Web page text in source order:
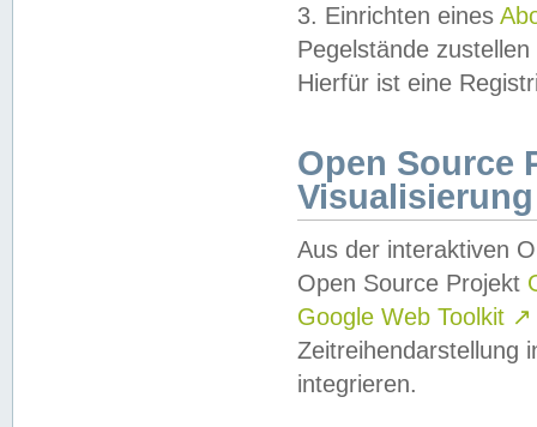
3. Einrichten eines
Pegelstände
Hierfür ist eine
Open Source
Visualisierung
Aus der interaktiven
Open Source Projekt
Google Web Toolkit ↗
Zeitreihendarstellung
integrieren.